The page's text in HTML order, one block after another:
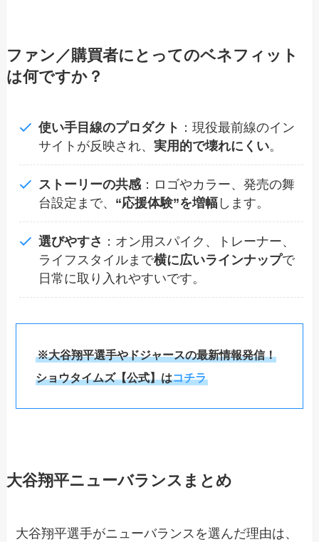
ファン／購買者にとってのベネフィット
は何ですか？
使い手目線のプロダクト ：現役最前線のイン
サイトが反映され、 実用的で壊れにくい。
ストーリーの共感：ロゴやカラー、発売の舞
台設定まで、 “応援体験”を増幅します。
選びやすさ ：オン用スパイク、トレーナー、
ライフスタイルまで横に広いラインナップで
日常に取り入れやすいです。
※大谷翔平選手やドジャースの最新情報発信！
ショウタイムズ【公式】はコチラ
大谷翔平ニューバランスまとめ
大谷翔平選手がニューバランスを選んだ理由は、